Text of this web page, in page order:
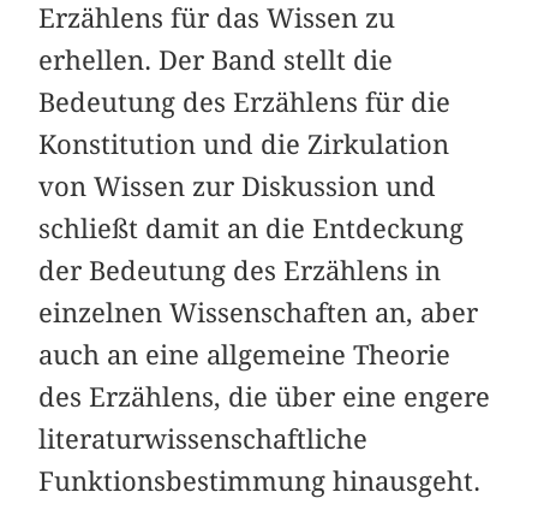
Erzählens für das Wissen zu
erhellen. Der Band stellt die
Bedeutung des Erzählens für die
Konstitution und die Zirkulation
von Wissen zur Diskussion und
schließt damit an die Entdeckung
der Bedeutung des Erzählens in
einzelnen Wissenschaften an, aber
auch an eine allgemeine Theorie
des Erzählens, die über eine engere
literaturwissenschaftliche
Funktionsbestimmung hinausgeht.